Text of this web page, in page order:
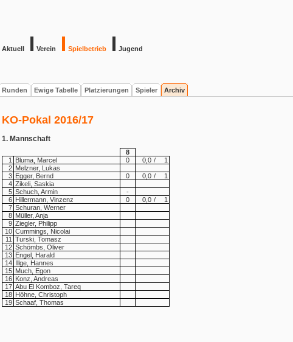
Aktuell Verein Spielbetrieb Jugend
Runden Ewige Tabelle Platzierungen Spieler Archiv
KO-Pokal 2016/17
1. Mannschaft
8
1
Bluma, Marcel 0 0,0 /
1
2 Melzner, Lukas
3 Egger, Bernd 0 0,0 /
1
4 Zikeli, Saskia
5 Schuch, Armin
-
6 Hillermann, Vinzenz 0 0,0 /
1
7 Schuran, Werner
8 Müller, Anja
9 Ziegler, Philipp
10 Cummings, Nicolai
11 Turski, Tomasz
12 Schömbs, Oliver
13 Engel, Harald
14 Illge, Hannes
15 Much, Egon
16 Konz, Andreas
17 Abu El Komboz, Tareq
18 Höhne, Christoph
19 Schaaf, Thomas